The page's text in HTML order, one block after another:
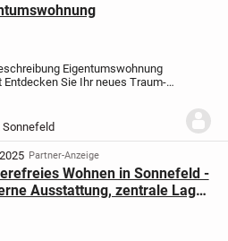
Eigentumswohnung
Entdecken Sie Ihr neues Traum-
ihre erstklassige Lage, sondern
Sonnefeld
Partner-Anzeige
Wohnen in Sonnefeld -
Ausstattung, zentrale Lage,